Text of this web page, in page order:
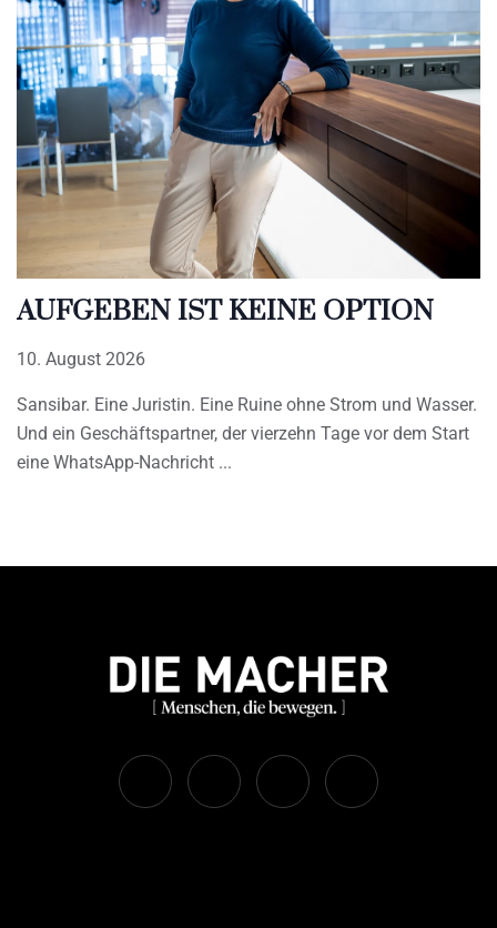
AUFGEBEN IST KEINE OPTION
10. August 2026
Sansibar. Eine Juristin. Eine Ruine ohne Strom und Wasser.
Und ein Geschäftspartner, der vierzehn Tage vor dem Start
eine WhatsApp-Nachricht